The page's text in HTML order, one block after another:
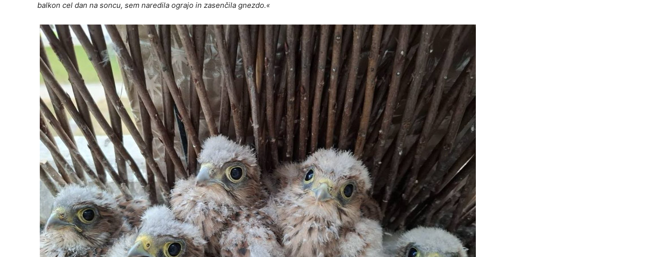
balkon cel dan na soncu, sem naredila ograjo in zasenčila gnezdo.«